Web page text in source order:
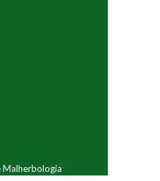
Malherbología